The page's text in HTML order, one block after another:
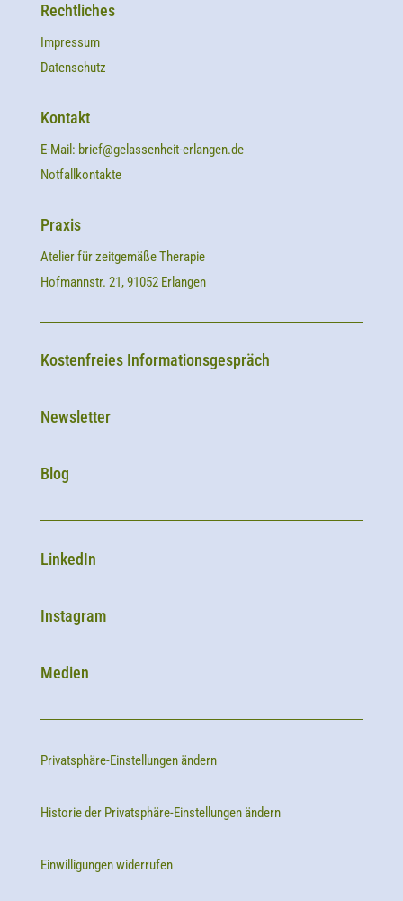
Rechtliches
Impressum
Datenschutz
Kontakt
E-Mail: brief@gelassenheit-erlangen.de
Notfallkontakte
Praxis
Atelier für zeitgemäße Therapie
Hofmannstr. 21, 91052 Erlangen
Kostenfreies Informationsgespräch
Newsletter
Blog
LinkedIn
Instagram
Medien
Privatsphäre-Einstellungen ändern
Historie der Privatsphäre-Einstellungen ändern
Einwilligungen widerrufen